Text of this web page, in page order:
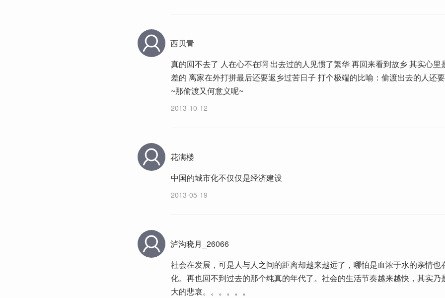
西贝青
真的回不去了 人在心不在啊 出去过的人见惯了繁华 再回来看到故乡 其实心里
差的 离家在外打拼最后还要返乡过苦日子 打个极端的比喻：偷渡出去的人还
~那偷渡又何意义呢~
2013-10-12
花满楼
中国的城市化不仅仅是经济建设
2013-05-19
泸沟晓月_26066
社会在发展，可是人与人之间的距离却越来越远了，哪怕是血浓于水的亲情也
化。再也回不到过去的那个纯真的年代了。社会的生活节奏越来越快，其实乃
大的悲哀。。。。。。